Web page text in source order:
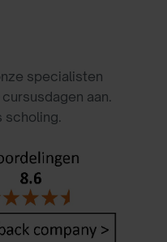
specialisten
aan.
scholing.